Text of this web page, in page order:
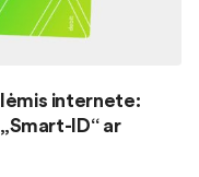
internete:
ID“ ar